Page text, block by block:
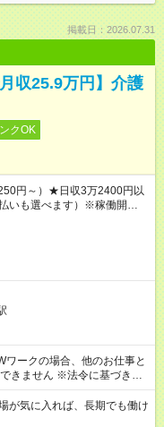
掲載日：2026.07.31
収25.9万円】介護
クOK
円～）★日収3万2400円以
いも選べます）※稼働開始時
ます。
きません ※法令に基づき、
入対象となります ※労働者
より、短時間・短期間の就
気に入れば、長期でも働け